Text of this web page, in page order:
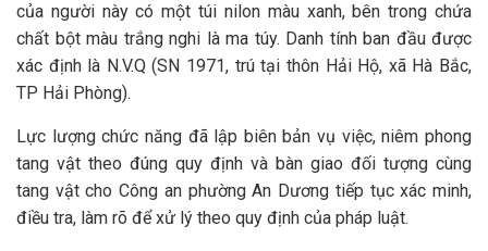
của người này có một túi nilon màu xanh, bên trong chứa
chất bột màu trắng nghi là ma túy. Danh tính ban đầu được
xác định là N.V.Q (SN 1971, trú tại thôn Hải Hộ, xã Hà Bắc,
TP Hải Phòng).
Lực lượng chức năng đã lập biên bản vụ việc, niêm phong
tang vật theo đúng quy định và bàn giao đối tượng cùng
tang vật cho Công an phường An Dương tiếp tục xác minh,
điều tra, làm rõ để xử lý theo quy định của pháp luật.